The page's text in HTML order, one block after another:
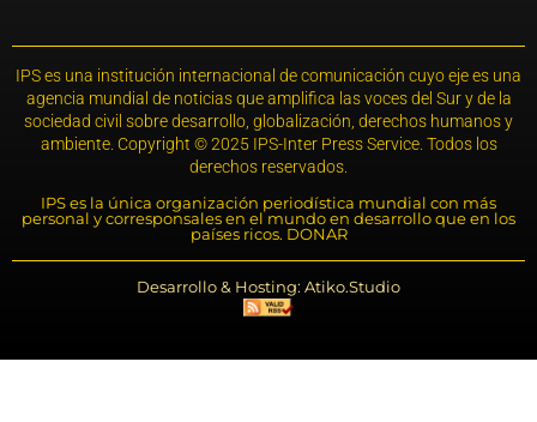
IPS es una institución internacional de comunicación cuyo eje es una
agencia mundial de noticias que amplifica las voces del Sur y de la
sociedad civil sobre desarrollo, globalización, derechos humanos y
ambiente. Copyright © 2025 IPS-Inter Press Service. Todos los
derechos reservados.
IPS es la única organización periodística mundial con más
personal y corresponsales en el mundo en desarrollo que en los
países ricos. DONAR
Desarrollo & Hosting: Atiko.Studio